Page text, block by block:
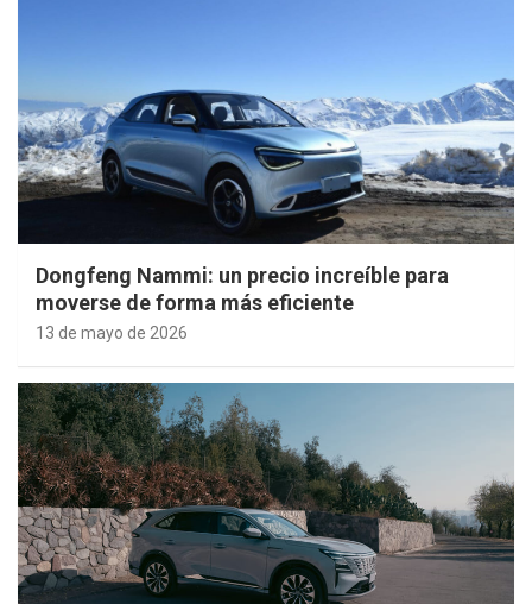
Dongfeng Nammi: un precio increíble para
moverse de forma más eficiente
13 de mayo de 2026